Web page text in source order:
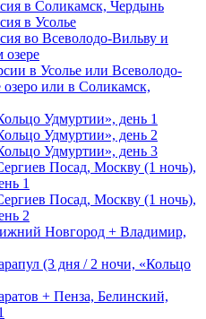
в Соликамск, Чердынь
в Усолье
во Всеволодо-Вильву и
озере
в Усолье или Всеволодо-
озеро или в Соликамск,
Удмуртии», день 1
Удмуртии», день 2
Удмуртии», день 3
Посад, Москву (1 ночь),
1
Посад, Москву (1 ночь),
2
Новгород + Владимир,
(3 дня / 2 ночи, «Кольцо
+ Пенза, Белинский,